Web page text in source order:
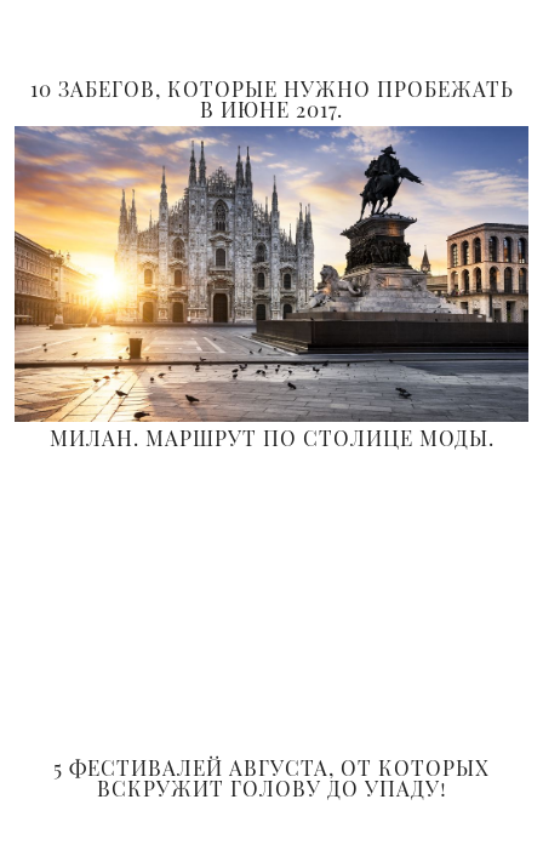
10 ЗАБЕГОВ, КОТОРЫЕ НУЖНО ПРОБЕЖАТЬ
В ИЮНЕ 2017.
МИЛАН. MАРШРУТ ПО СТОЛИЦЕ МОДЫ.
5 ФЕСТИВАЛЕЙ АВГУСТА, ОТ КОТОРЫХ
ВСКРУЖИТ ГОЛОВУ ДО УПАДУ!